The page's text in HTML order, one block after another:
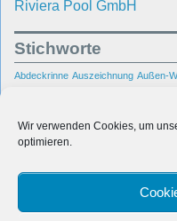
Wir verwenden Cookies, um
optimieren.
Riviera Pool GmbH
Stichworte
Abdeckrinne Auszeichnung Außen-
Pool Poolbau Poolsanierung
Main-Gebiet